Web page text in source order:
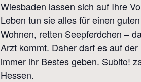
Wiesbaden lassen sich auf Ihre
Leben tun sie alles für einen
Wohnen, retten Seepferdchen –
Arzt kommt. Daher darf es auf
immer ihr Bestes geben. Subito!
Hessen.